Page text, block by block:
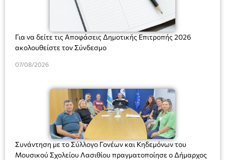
Για να δείτε τις Αποφάσεις Δημοτικής Επιτροπής 2026
ακολουθείστε τον Σύνδεσμο
07/08/2026
Συνάντηση με το Σύλλογο Γονέων και Κηδεμόνων του
Μουσικού Σχολείου Λασιθίου πραγματοποίησε ο Δήμαρχος